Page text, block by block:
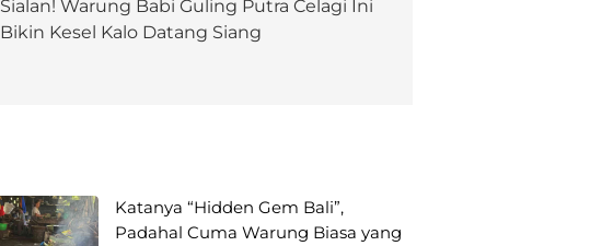
Sialan! Warung Babi Guling Putra Celagi Ini
Bikin Kesel Kalo Datang Siang
Katanya “Hidden Gem Bali”,
Padahal Cuma Warung Biasa yang